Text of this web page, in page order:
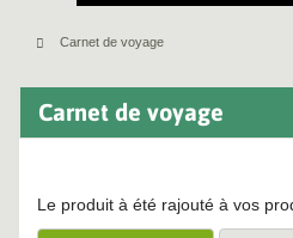
Carnet de voyage
Carnet de voyage
Le produit à été rajouté à vos